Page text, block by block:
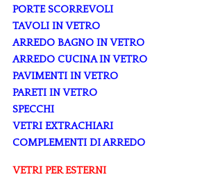
PORTE SCORREVOLI
TAVOLI IN VETRO
ARREDO BAGNO IN VETRO
ARREDO CUCINA IN VETRO
PAVIMENTI IN VETRO
PARETI IN VETRO
SPECCHI
VETRI EXTRACHIARI
COMPLEMENTI DI ARREDO
VETRI PER ESTERNI